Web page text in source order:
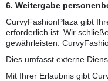
6. Weitergabe
CurvyFashionPlaza gibt
erforderlich ist. Wir
gewährleisten.
Dies umfasst externe
Mit Ihrer Erlaubnis gibt